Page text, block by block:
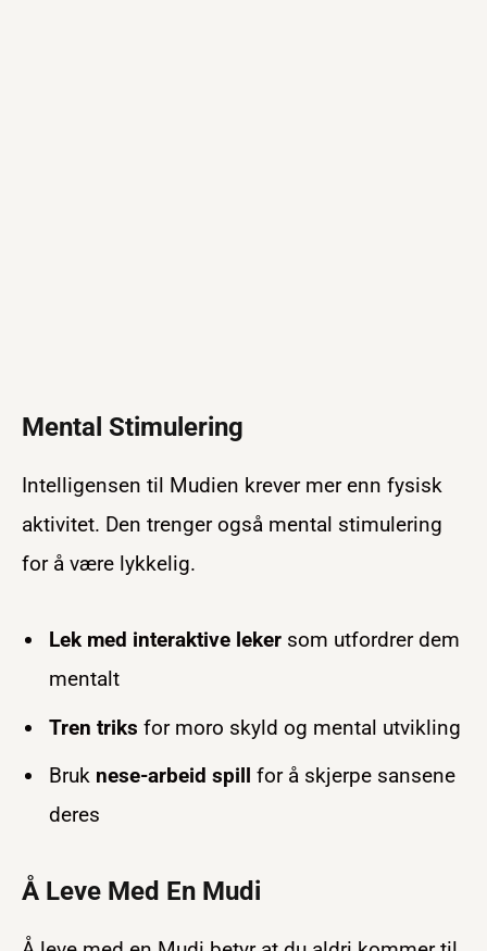
Mental Stimulering
Intelligensen til Mudien krever mer enn fysisk
aktivitet. Den trenger også mental stimulering
for å være lykkelig.
Lek med interaktive leker som utfordrer dem
mentalt
Tren triks for moro skyld og mental utvikling
Bruk nese-arbeid spill for å skjerpe sansene
deres
Å Leve Med En Mudi